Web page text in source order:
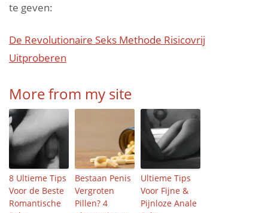
te geven:
De Revolutionaire Seks Methode Risicovrij
Uitproberen
More from my site
8 Ultieme Tips
Voor de Beste
Romantische
Bestaan Penis
Vergroten
Pillen? 4
Ultieme Tips
Voor Fijne &
Pijnloze Anale